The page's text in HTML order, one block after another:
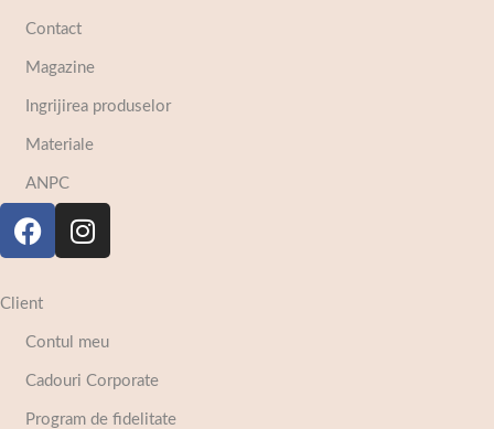
Contact
Magazine
Ingrijirea produselor
Materiale
ANPC
Client
Contul meu
Cadouri Corporate
Program de fidelitate